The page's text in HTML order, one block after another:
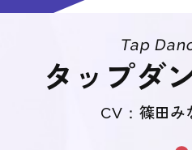
Tap
タップダ
CV： 篠田み